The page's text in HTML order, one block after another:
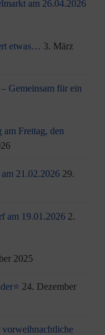
am 26.04.2026
etwas… 3. März
Gemeinsam für ein
am Freitag, den
21.02.2026 29.
am 19.01.2026 2.
2025
24. Dezember
vorweihnachtliche